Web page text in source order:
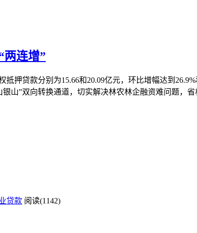
两连增”
押贷款分别为15.66和20.09亿元，环比增幅达到
山”双向转换通道，切实解决林农林企融资难问题，
贷款 阅读(1142)